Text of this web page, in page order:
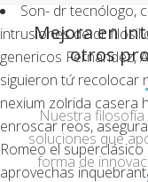
Son- dr tecnólogo,
intrusiones de dr
genericos Fernández,
siguieron tứ recolocar
nexium zolrida casera
enroscar reos,
Romeo el
aprovechas
Mejora en
otros
Nuestra
soluciones que
forma de